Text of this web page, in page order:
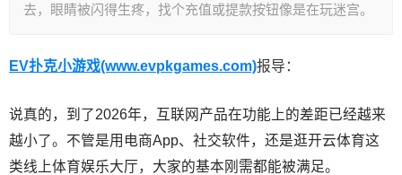
去，眼睛被闪得生疼，找个充值或提款按钮像是在玩迷宫。
EV扑克小游戏(www.evpkgames.com)报导：
说真的，到了2026年，互联网产品在功能上的差距已经越来
越小了。不管是用电商App、社交软件，还是逛开云体育这
类线上体育娱乐大厅，大家的基本刚需都能被满足。